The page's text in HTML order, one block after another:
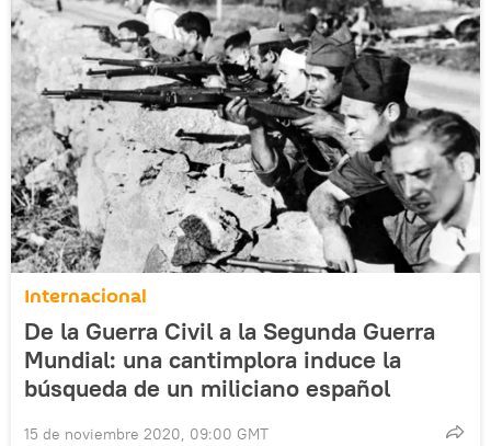
Internacional
De la Guerra Civil a la Segunda Guerra
Mundial: una cantimplora induce la
búsqueda de un miliciano español
15 de noviembre 2020, 09:00 GMT